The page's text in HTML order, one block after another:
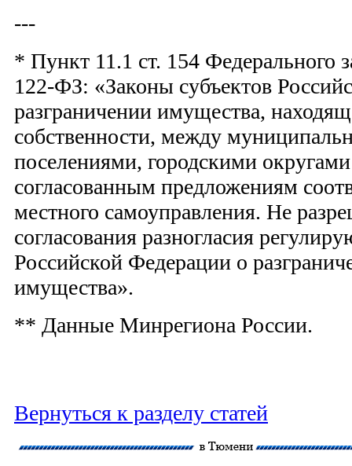
---
* Пункт 11.1 ст. 154 Федерального
122-ФЗ: «Законы субъектов
разграничении имущества,
собственности, между
поселениями, городскими
согласованным предложениям
местного самоуправления. Не
согласования разногласия
Российской Федерации о
имущества».
** Данные Минрегиона России.
Вернуться к разделу статей